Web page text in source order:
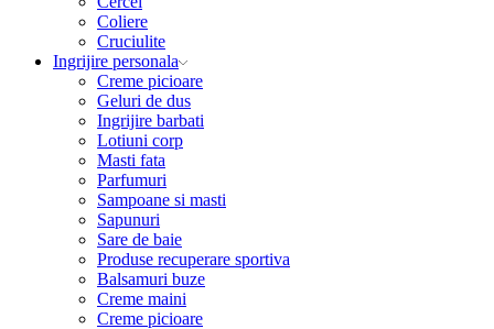
Coliere
Cruciulite
Ingrijire personala
Creme picioare
Geluri de dus
Ingrijire barbati
Lotiuni corp
Masti fata
Parfumuri
Sampoane si masti
Sapunuri
Sare de baie
Produse recuperare sportiva
Balsamuri buze
Creme maini
Creme picioare